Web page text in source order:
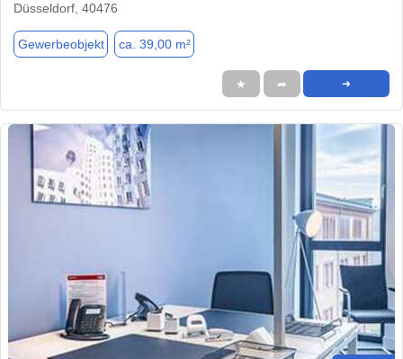
Düsseldorf, 40476
Gewerbeobjekt ca. 39,00 m²
★ ➦ ➜